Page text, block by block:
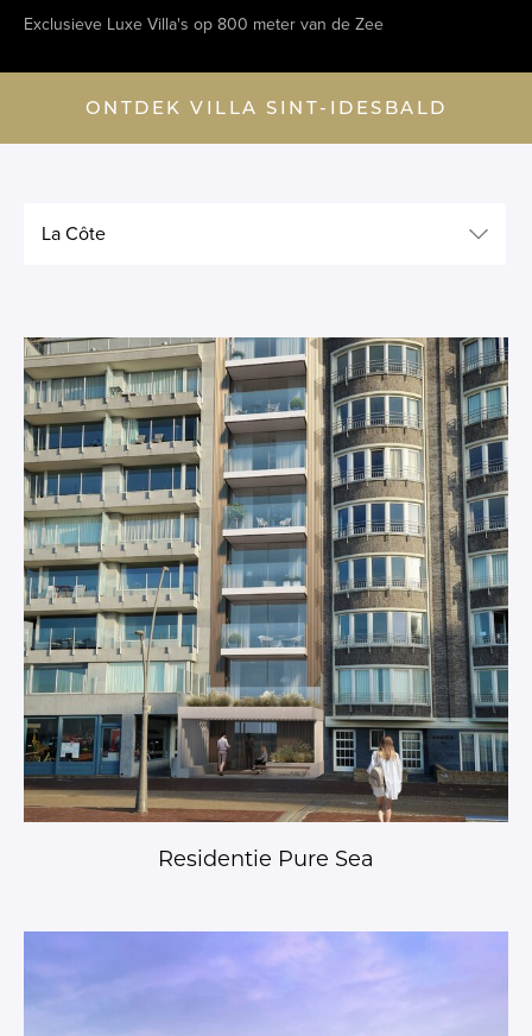
Exclusieve Luxe Villa's op 800 meter van de Zee
ONTDEK VILLA SINT-IDESBALD
La Côte
Residentie Pure Sea